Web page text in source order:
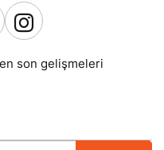
son gelişmeleri